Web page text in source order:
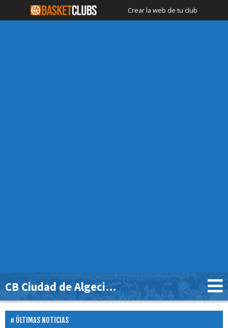
Crear la web de tu club
CB Ciudad de Algeciras
ÚLTIMAS NOTICIAS